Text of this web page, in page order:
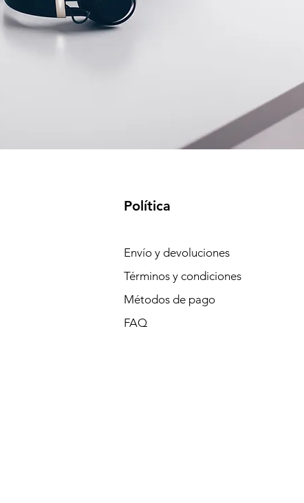
Política
Envío y devoluciones
Términos y condiciones
Métodos de pago
FAQ